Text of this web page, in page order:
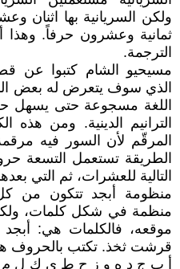
ولكن السريانية بها اثنان
ثمانية وعشرون حرفاً. وهذا
الترجمة.
مسيحيو الشام كتبوا عن
الذي سوف يتعرض له بعض
اللغة مسجوعة حتى يسهل
الترانيم الدينية. ومن هذه
المرقّم لأن السور فيه
الطريقة تستعمل التسعة
التالية للعشرات، ثم التي
منظومة أبجد تتكون من كل
منظمة في شكل كلمات،
موقعه، فالكلمات هي:
قرشت ثخذ. تكتب بالحروف
أ ب ج د ه و ز ح ط ي ك